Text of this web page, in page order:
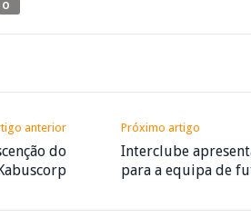
anterior
do
Próximo artigo
Interclube
para a equipa de